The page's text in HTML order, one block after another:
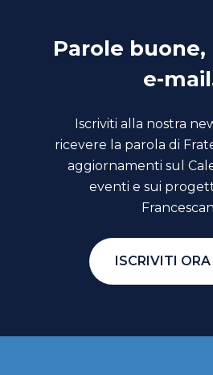
Parole
e-
Iscriviti alla nostra
ricevere la parola di
aggiornamenti sul
eventi e sui
ISCRIVITI ORA